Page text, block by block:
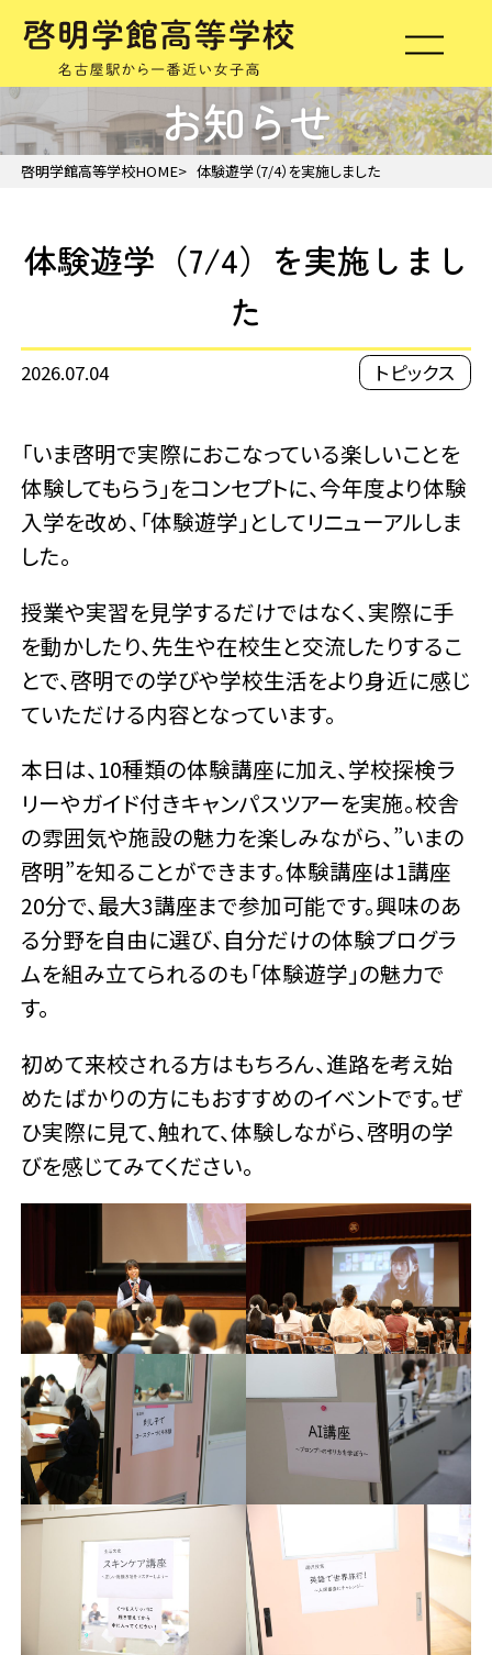
お知らせ
啓明学館高等学校HOME 体験遊学（7/4）を実施しました
体験遊学（7/4）を実施しまし
た
2026.07.04 トピックス
「いま啓明で実際におこなっている楽しいことを
体験してもらう」をコンセプトに、今年度より体験
入学を改め、「体験遊学」としてリニューアルしま
した。
授業や実習を見学するだけではなく、実際に手
を動かしたり、先生や在校生と交流したりするこ
とで、啓明での学びや学校生活をより身近に感じ
ていただける内容となっています。
本日は、10種類の体験講座に加え、学校探検ラ
リーやガイド付きキャンパスツアーを実施。校舎
の雰囲気や施設の魅力を楽しみながら、”いまの
啓明”を知ることができます。体験講座は1講座
20分で、最大3講座まで参加可能です。興味のあ
る分野を自由に選び、自分だけの体験プログラ
ムを組み立てられるのも「体験遊学」の魅力で
す。
初めて来校される方はもちろん、進路を考え始
めたばかりの方にもおすすめのイベントです。ぜ
ひ実際に見て、触れて、体験しながら、啓明の学
びを感じてみてください。